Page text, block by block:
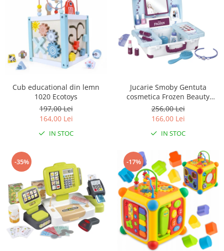
Cub educational din lemn
1020 Ecotoys
197,00 Lei
164,00 Lei
IN STOC
Jucarie Smoby Gentuta
cosmetica Frozen Beauty
Vanity cu accesorii
256,00 Lei
166,00 Lei
IN STOC
-35% -17%